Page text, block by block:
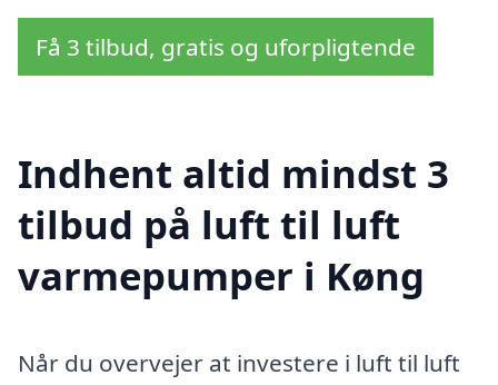
Få 3 tilbud, gratis og uforpligtende
Indhent altid mindst 3
tilbud på luft til luft
varmepumper i Køng
Når du overvejer at investere i luft til luft